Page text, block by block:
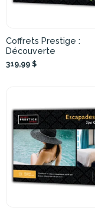
Coffrets Prestige :
Découverte
319,99 $